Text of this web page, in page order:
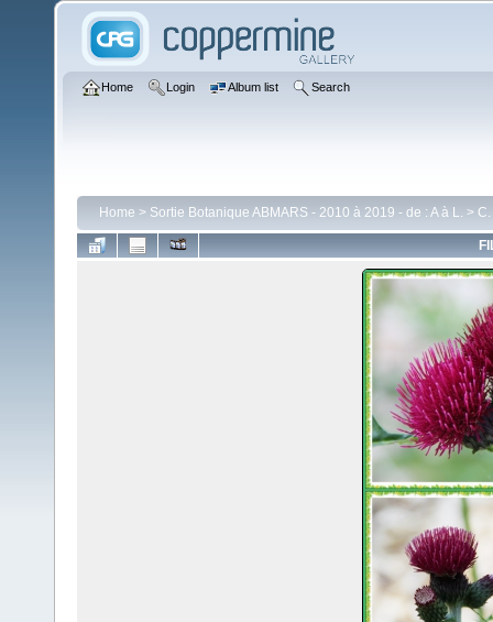
Home Login Album list Search
Home > Sortie Botanique ABMARS - 2010 à 2019 - de : A à L. > C.